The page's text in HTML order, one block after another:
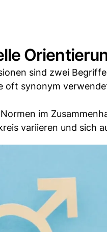
sind zwei
oft synonym
im
variieren und sich